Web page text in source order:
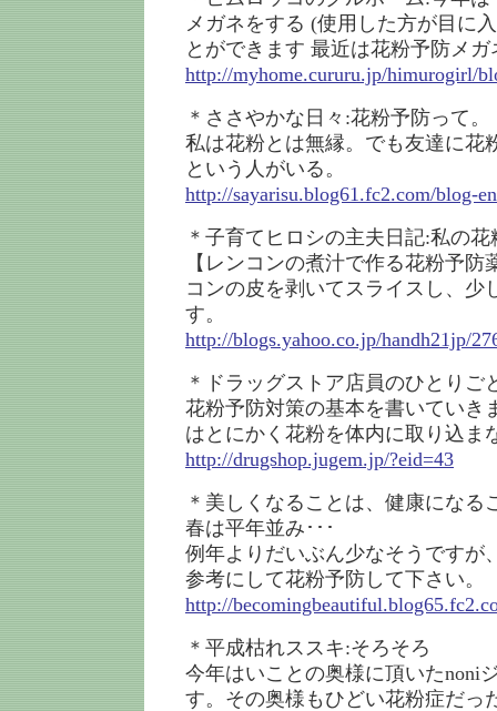
メガネをする (使用した方が目に
とができます 最近は花粉予防メ
http://myhome.cururu.jp/himurogirl/
＊ささやかな日々:花粉予防って。
私は花粉とは無縁。でも友達に花
という人がいる。
http://sayarisu.blog61.fc2.com/blog-
＊子育てヒロシの主夫日記:私の花
【レンコンの煮汁で作る花粉予防
コンの皮を剥いてスライスし、少
す。
http://blogs.yahoo.co.jp/handh21jp/
＊ドラッグストア店員のひとり
花粉予防対策の基本を書いていき
はとにかく花粉を体内に取り込ま
http://drugshop.jugem.jp/?eid=43
＊美しくなることは、健康になる
春は平年並み･･･
例年よりだいぶん少なそうですが
参考にして花粉予防して下さい。
http://
＊平成枯れススキ:そろそろ
今年はいことの奥様に頂いたnoni
す。その奥様もひどい花粉症だっ